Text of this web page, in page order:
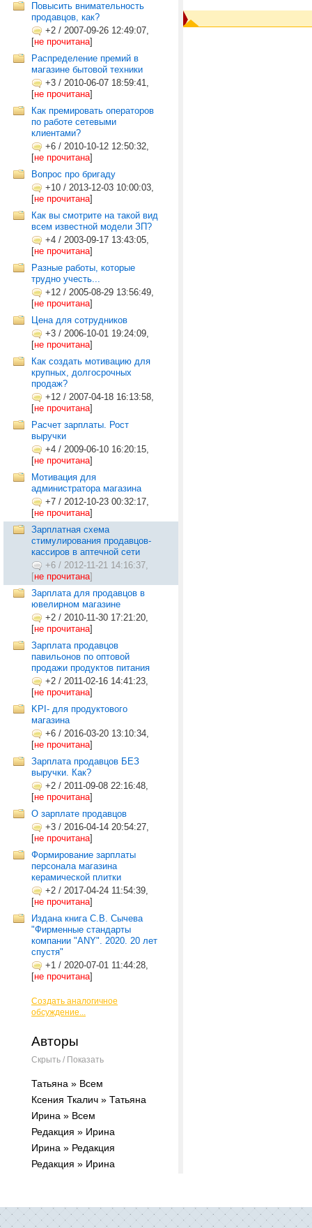
Повысить внимательность
продавцов, как?
+2 / 2007-09-26 12:49:07,
[не прочитана]
Распределение премий в
магазине бытовой техники
+3 / 2010-06-07 18:59:41,
[не прочитана]
Как премировать операторов
по работе сетевыми
клиентами?
+6 / 2010-10-12 12:50:32,
[не прочитана]
Вопрос про бригаду
+10 / 2013-12-03 10:00:03,
[не прочитана]
Как вы смотрите на такой вид
всем известной модели ЗП?
+4 / 2003-09-17 13:43:05,
[не прочитана]
Разные работы, которые
трудно учесть...
+12 / 2005-08-29 13:56:49,
[не прочитана]
Цена для сотрудников
+3 / 2006-10-01 19:24:09,
[не прочитана]
Как создать мотивацию для
крупных, долгосрочных
продаж?
+12 / 2007-04-18 16:13:58,
[не прочитана]
Расчет зарплаты. Рост
выручки
+4 / 2009-06-10 16:20:15,
[не прочитана]
Мотивация для
администратора магазина
+7 / 2012-10-23 00:32:17,
[не прочитана]
Зарплатная схема
стимулирования продавцов-
кассиров в аптечной сети
+6 / 2012-11-21 14:16:37,
[не прочитана]
Зарплата для продавцов в
ювелирном магазине
+2 / 2010-11-30 17:21:20,
[не прочитана]
Зарплата продавцов
павильонов по оптовой
продажи продуктов питания
+2 / 2011-02-16 14:41:23,
[не прочитана]
KPI- для продуктового
магазина
+6 / 2016-03-20 13:10:34,
[не прочитана]
Зарплата продавцов БЕЗ
выручки. Как?
+2 / 2011-09-08 22:16:48,
[не прочитана]
О зарплате продавцов
+3 / 2016-04-14 20:54:27,
[не прочитана]
Формирование зарплаты
персонала магазина
керамической плитки
+2 / 2017-04-24 11:54:39,
[не прочитана]
Издана книга С.В. Сычева
"Фирменные стандарты
компании "ANY". 2020. 20 лет
спустя"
+1 / 2020-07-01 11:44:28,
[не прочитана]
Создать аналогичное
обсуждение...
Авторы
Скрыть / Показать
Татьяна » Всем
Ксения Ткалич » Татьяна
Ирина » Всем
Редакция » Ирина
Ирина » Редакция
Редакция » Ирина